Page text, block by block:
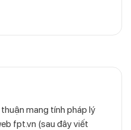
mang tính pháp lý
fpt.vn (sau đây viết